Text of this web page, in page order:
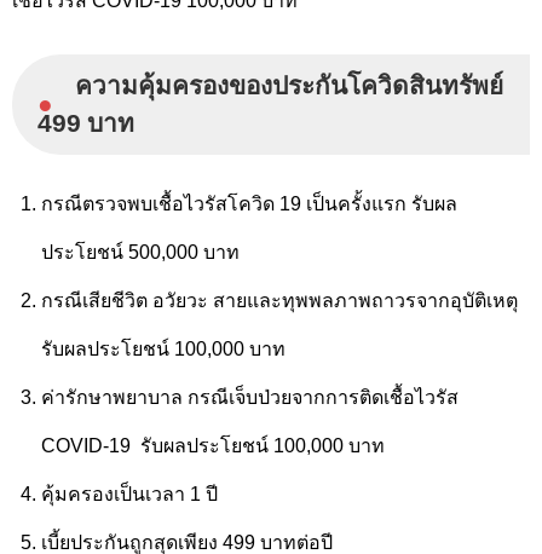
●
ความคุ้มครองของประกันโควิดสินทรัพย์
499 บาท
กรณีตรวจพบเชื้อไวรัสโควิด 19 เป็นครั้งแรก รับผล
ประโยชน์ 500,000 บาท
กรณีเสียชีวิต อวัยวะ สายและทุพพลภาพถาวรจากอุบัติเหตุ
รับผลประโยชน์ 100,000 บาท
ค่ารักษาพยาบาล กรณีเจ็บป่วยจากการติดเชื้อไวรัส
COVID-19 รับผลประโยชน์ 100,000 บาท
คุ้มครองเป็นเวลา 1 ปี
เบี้ยประกันถูกสุดเพียง 499 บาทต่อปี